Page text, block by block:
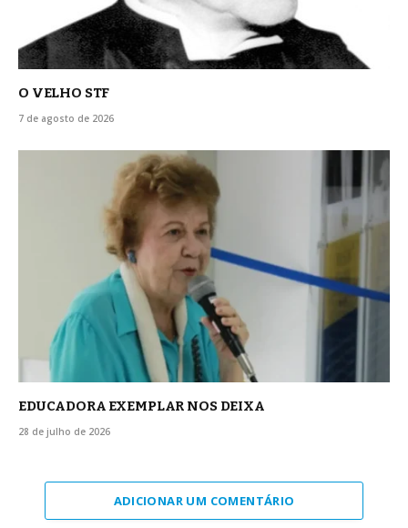
O VELHO STF
7 de agosto de 2026
EDUCADORA EXEMPLAR NOS DEIXA
28 de julho de 2026
ADICIONAR UM COMENTÁRIO